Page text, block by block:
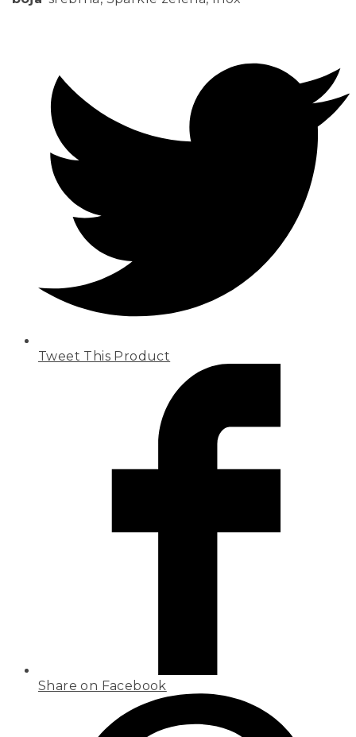
Tweet This Product
Share on Facebook